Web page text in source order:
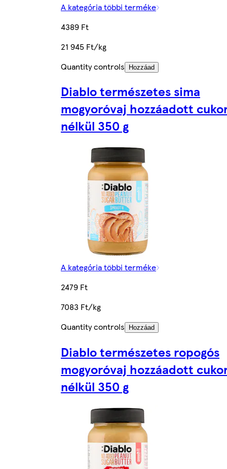
A kategória többi terméke
4389 Ft
21 945 Ft/kg
Quantity controls
Hozzáad
Diablo természetes sima
mogyoróvaj hozzáadott
nélkül 350 g
A kategória többi terméke
2479 Ft
7083 Ft/kg
Quantity controls
Hozzáad
Diablo természetes ropogós
mogyoróvaj hozzáadott
nélkül 350 g